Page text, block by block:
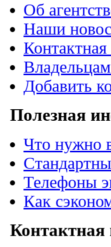
Об
Наши
Добавить
Полезная
Что нужно
Телефоны
Как